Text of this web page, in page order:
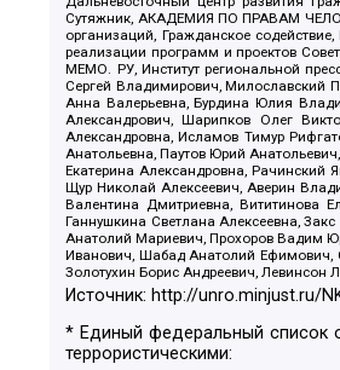
Сутяжник, АКАДЕМИЯ ПО ПРАВАМ
организаций, Гражданское
реализации программ и проектов
МЕМО. РУ, Институт региональной
Сергей Владимирович, Милославский
Анна Валерьевна, Бурдина Юлия
Александрович, Шарипков Олег
Александровна, Исламов Тимур
Анатольевна, Паутов Юрий
Екатерина Александровна, Рачинский
Щур Николай Алексеевич, Аверин
Валентина Дмитриевна, Вититинова
Ганнушкина Светлана Алексеевна,
Анатолий Мариевич, Прохоров Вадим
Иванович, Шабад Анатолий Ефимович,
Золотухин Борис Андреевич, Левинсон
Источник: http://unro.minjust.ru/
* Единый федеральный список
террористическими: